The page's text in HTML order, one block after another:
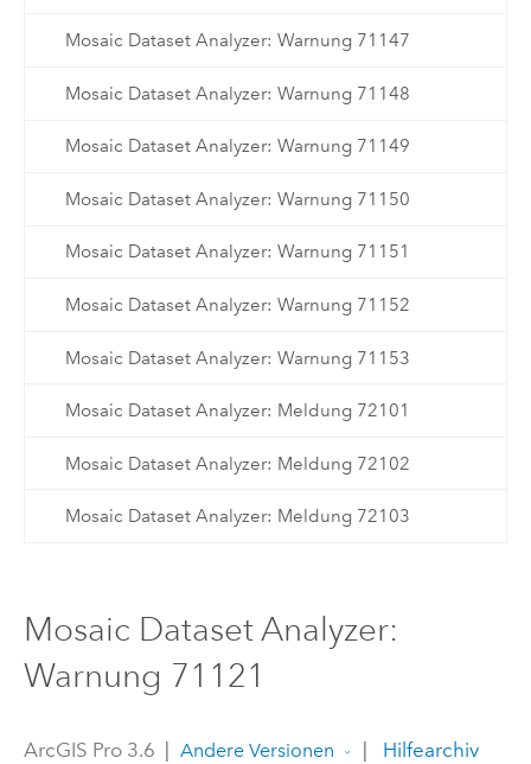
Mosaic Dataset Analyzer: Warnung 71147
Mosaic Dataset Analyzer: Warnung 71148
Mosaic Dataset Analyzer: Warnung 71149
Mosaic Dataset Analyzer: Warnung 71150
Mosaic Dataset Analyzer: Warnung 71151
Mosaic Dataset Analyzer: Warnung 71152
Mosaic Dataset Analyzer: Warnung 71153
Mosaic Dataset Analyzer: Meldung 72101
Mosaic Dataset Analyzer: Meldung 72102
Mosaic Dataset Analyzer: Meldung 72103
Mosaic Dataset Analyzer:
Warnung 71121
ArcGIS Pro 3.6 Andere Versionen Hilfearchiv